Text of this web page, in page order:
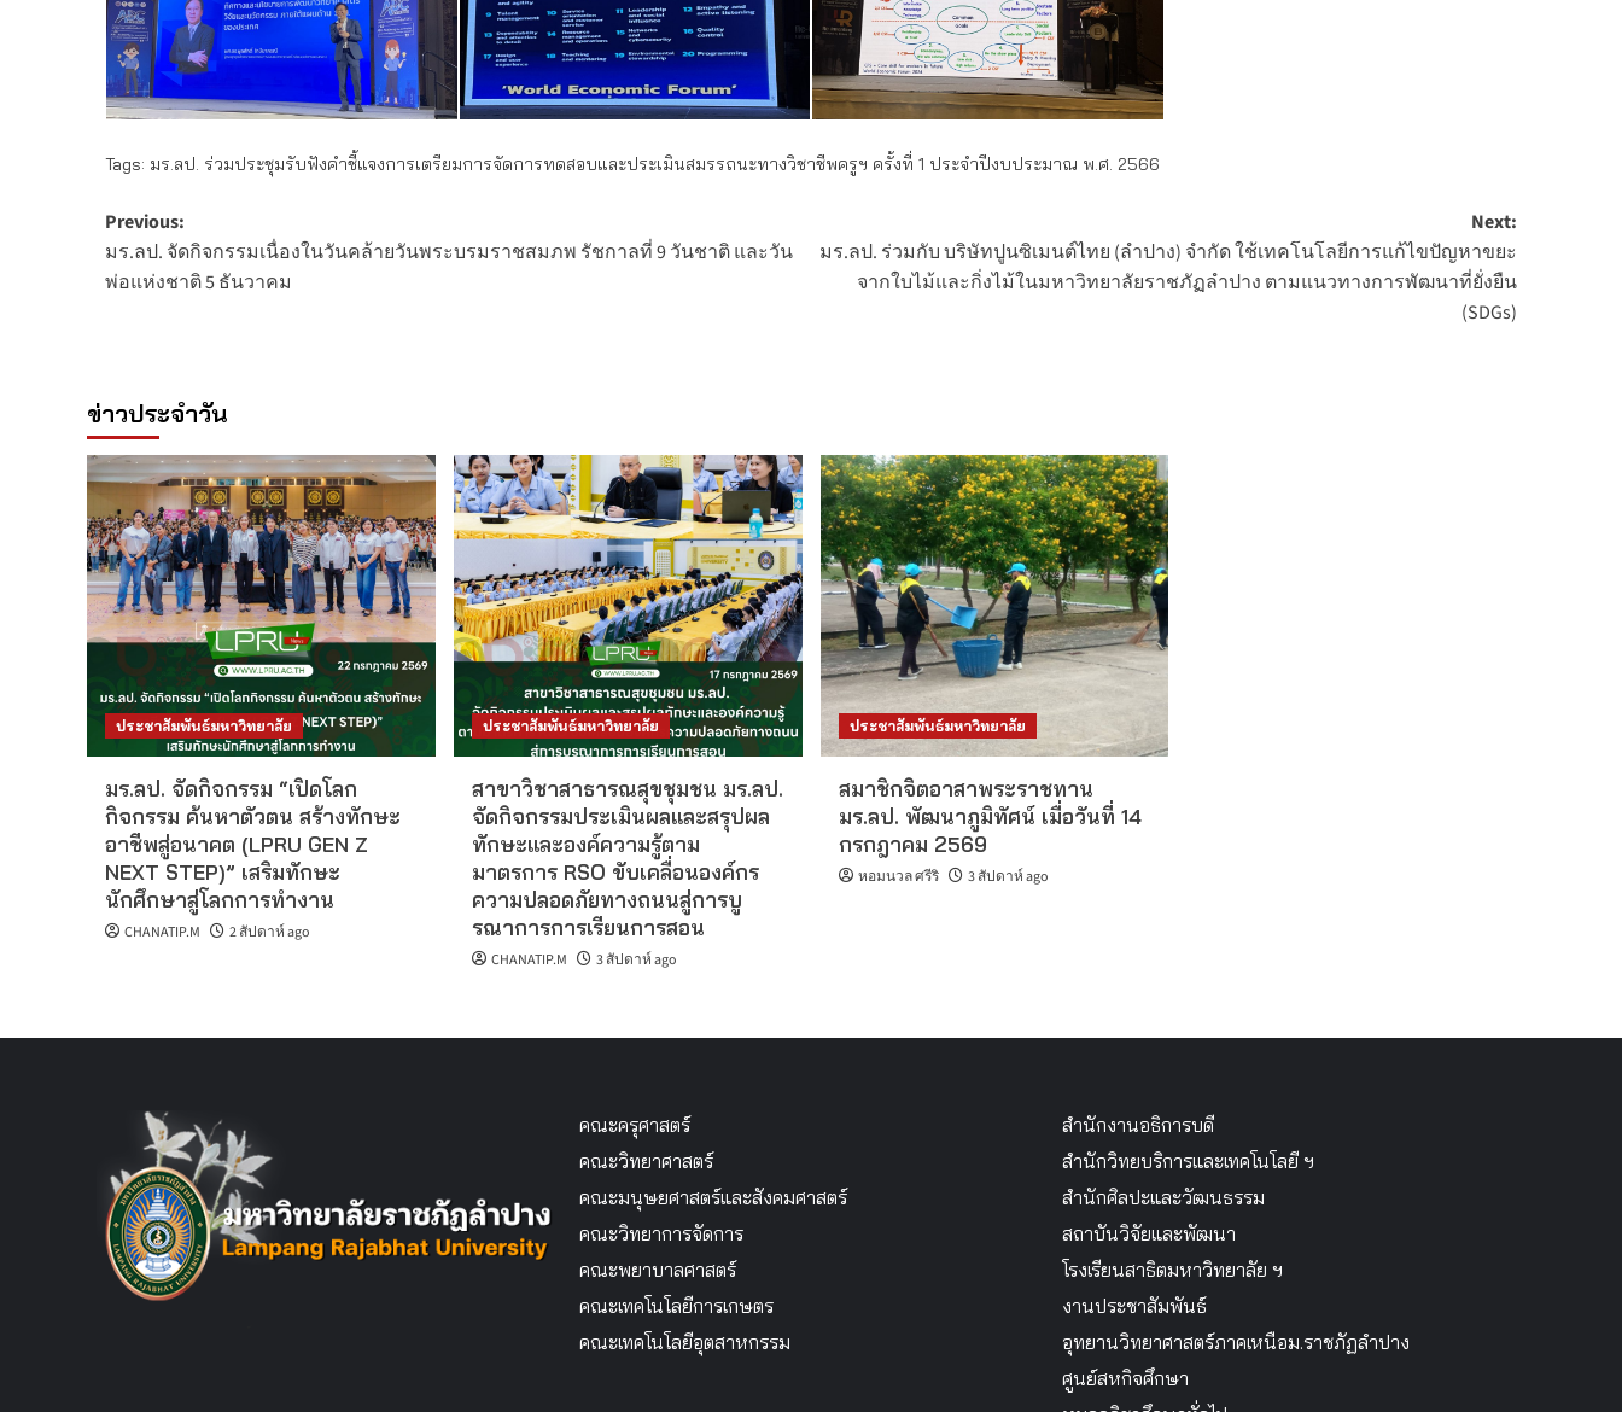
Tags: มร.ลป. ร่วมประชุมรับฟังคำชี้แจงการเตรียมการจัดการทดสอบและประเมินสมรรถนะทางวิชาชีพครูฯ ครั้งที่ 1 ประจำปีงบประมาณ พ.ศ. 2566
Post
navigation
Previous:
มร.ลป. จัดกิจกรรมเนื่องในวันคล้ายวันพระบรมราชสมภพ รัชกาลที่ 9 วันชาติ และวัน
พ่อแห่งชาติ 5 ธันวาคม
Next:
มร.ลป. ร่วมกับ บริษัทปูนซิเมนต์ไทย (ลำปาง) จำกัด ใช้เทคโนโลยีการแก้ไขปัญหาขยะ
จากใบไม้และกิ่งไม้ในมหาวิทยาลัยราชภัฏลำปาง ตามแนวทางการพัฒนาที่ยั่งยืน
(SDGs)
ข่าวประจำวัน
ประชาสัมพันธ์มหาวิทยาลัย
มร.ลป. จัดกิจกรรม “เปิดโลก
กิจกรรม ค้นหาตัวตน สร้างทักษะ
อาชีพสู่อนาคต (LPRU GEN Z
NEXT STEP)” เสริมทักษะ
นักศึกษาสู่โลกการทำงาน
CHANATIP.M 2 สัปดาห์ ago
ประชาสัมพันธ์มหาวิทยาลัย
สาขาวิชาสาธารณสุขชุมชน มร.ลป.
จัดกิจกรรมประเมินผลและสรุปผล
ทักษะและองค์ความรู้ตาม
มาตรการ RSO ขับเคลื่อนองค์กร
ความปลอดภัยทางถนนสู่การบู
รณาการการเรียนการสอน
CHANATIP.M 3 สัปดาห์ ago
ประชาสัมพันธ์มหาวิทยาลัย
สมาชิกจิตอาสาพระราชทาน
มร.ลป. พัฒนาภูมิทัศน์ เมื่อวันที่ 14
กรกฎาคม 2569
หอมนวล ศรีริ 3 สัปดาห์ ago
คณะครุศาสตร์
คณะวิทยาศาสตร์
คณะมนุษยศาสตร์และสังคมศาสตร์
คณะวิทยาการจัดการ
คณะพยาบาลศาสตร์
คณะเทคโนโลยีการเกษตร
คณะเทคโนโลยีอุตสาหกรรม
สำนักงานอธิการบดี
สำนักวิทยบริการและเทคโนโลยี ฯ
สำนักศิลปะและวัฒนธรรม
สถาบันวิจัยและพัฒนา
โรงเรียนสาธิตมหาวิทยาลัย ฯ
งานประชาสัมพันธ์
อุทยานวิทยาศาสตร์ภาคเหนือม.ราชภัฏลำปาง
ศูนย์สหกิจศึกษา